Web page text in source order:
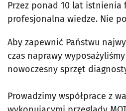
Przez ponad 10 lat istnienia
profesjonalna wiedze. Nie
Aby zapewnić Państwu
czas naprawy
nowoczesny sprzęt
Prowadzimy współprace z